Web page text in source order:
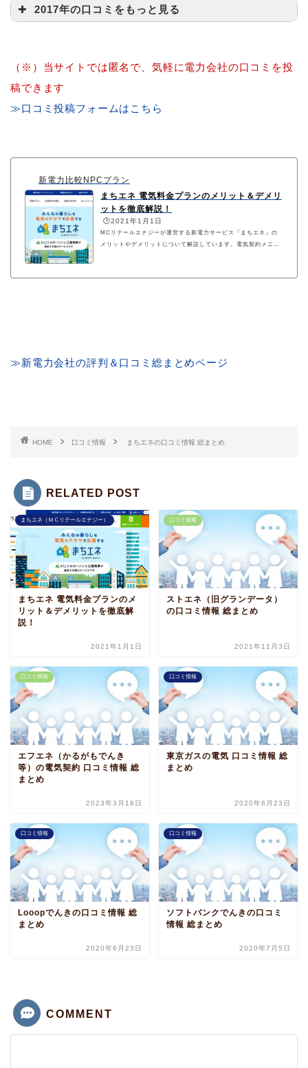
まちエネ公式サイト
2017年の口コミをもっと見る
（※）当サイトでは匿名で、気軽に電力会社の口コミを投
稿できます
≫口コミ投稿フォームはこちら
新電力比較NPCプラン
まちエネ 電気料金プランのメリット＆デメリ
ットを徹底解説！
🕒️2021年1月1日
MCリテールエナジーが運営する新電力サービス『まちエネ』の
メリットやデメリットについて解説しています。電気契約メニュ
≫新電力会社の評判＆口コミ総まとめページ
HOME 口コミ情報 まちエネの口コミ情報 総まとめ
RELATED POST
まちエネ（ＭＣリテールエナジー）
まちエネ 電気料金プランのメ
リット＆デメリットを徹底解
説！
2021年1月1日
口コミ情報
ストエネ（旧グランデータ）
の口コミ情報 総まとめ
2021年11月3日
口コミ情報
エフエネ（かるがもでんき
等）の電気契約 口コミ情報 総
まとめ
2023年3月18日
口コミ情報
東京ガスの電気 口コミ情報 総
まとめ
2020年6月23日
口コミ情報
Looopでんきの口コミ情報 総
まとめ
2020年6月23日
口コミ情報
ソフトバンクでんきの口コミ
情報 総まとめ
2020年7月5日
COMMENT